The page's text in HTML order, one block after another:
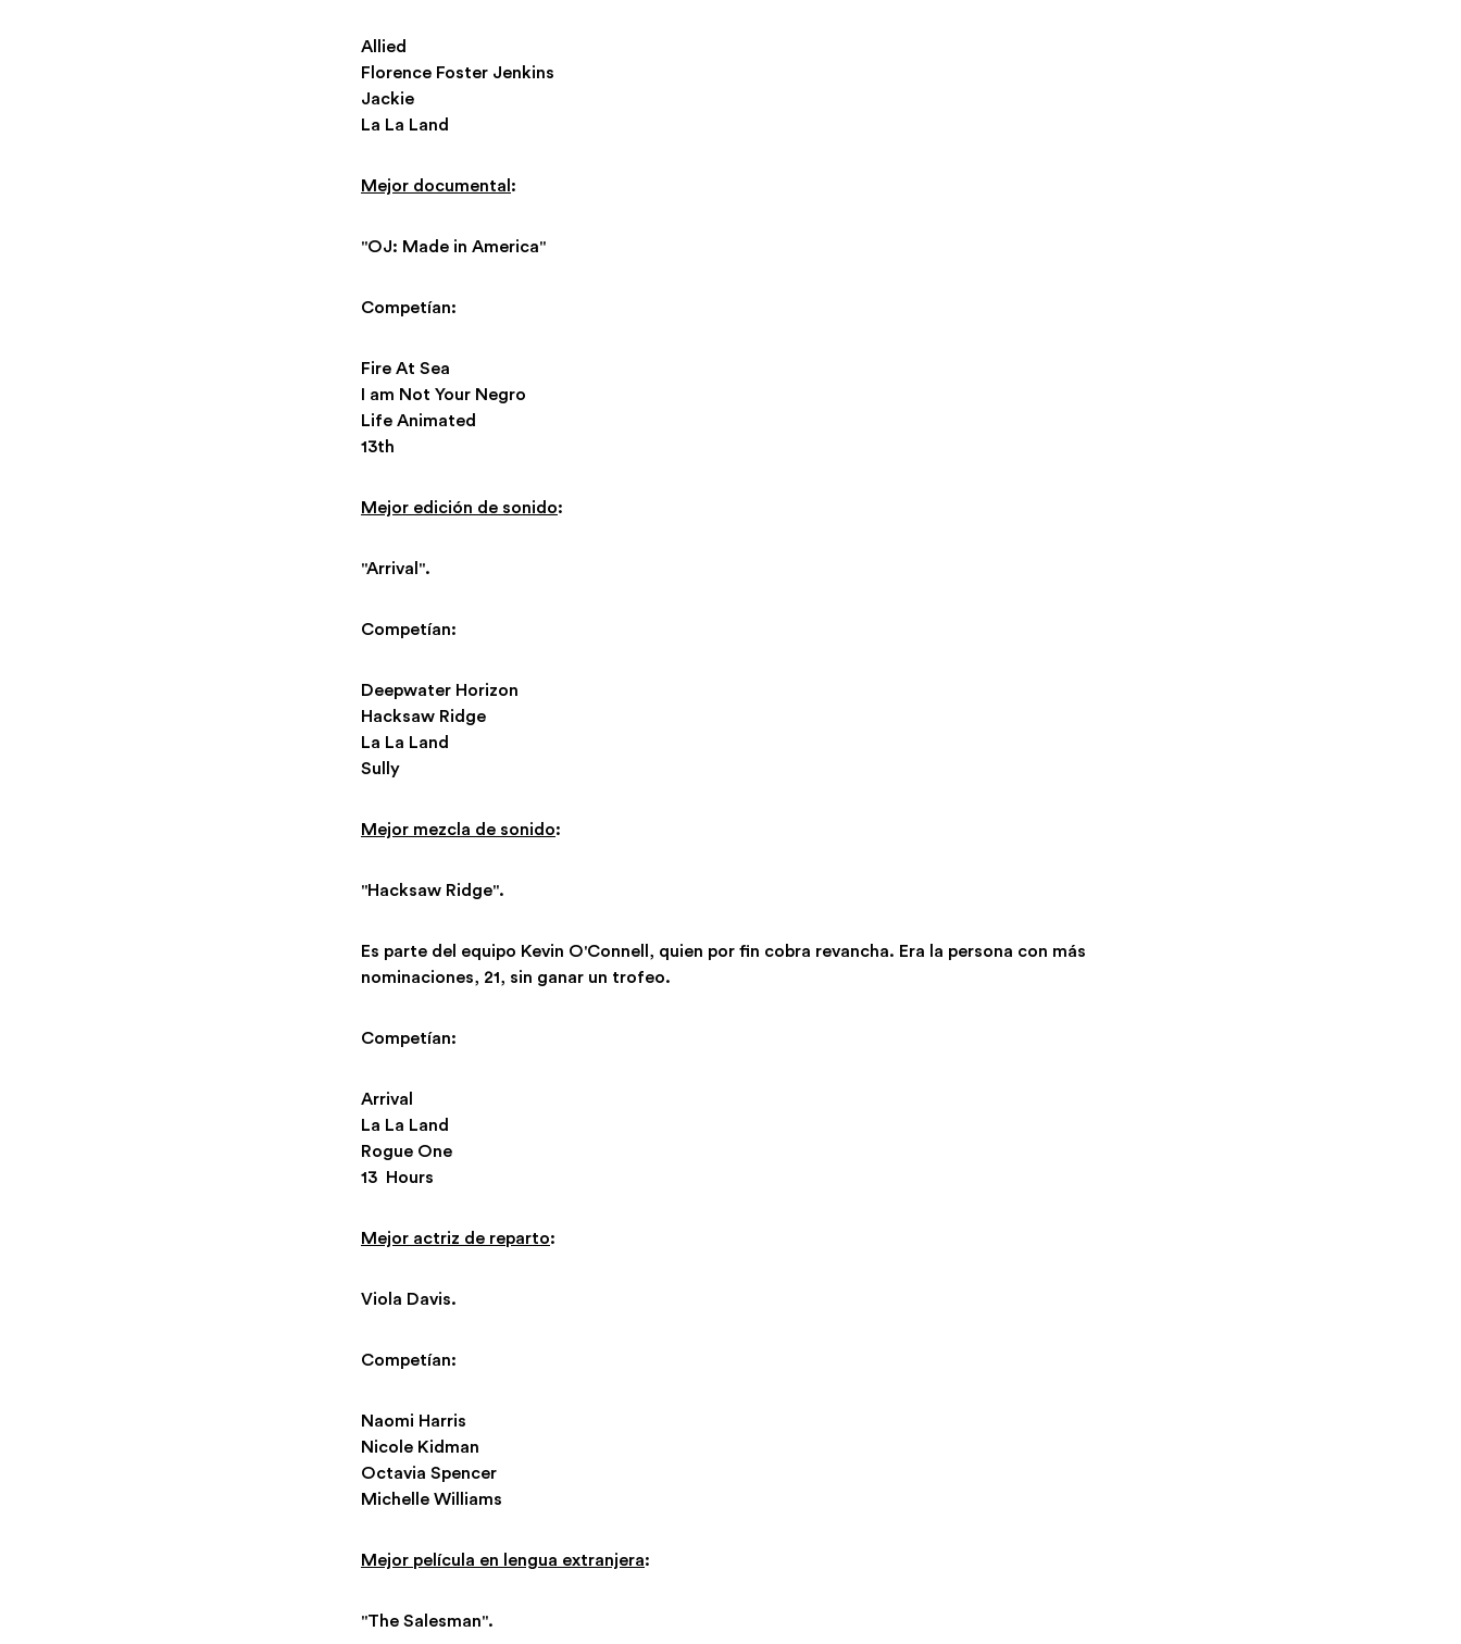
Allied
Florence Foster Jenkins
Jackie
La La Land
Mejor documental :
"OJ: Made in America"
Competían:
Fire At Sea
I am Not Your Negro
Life Animated
13th
Mejor edición de sonido:
"Arrival".
Competían:
Deepwater Horizon
Hacksaw Ridge
La La Land
Sully
Mejor mezcla de sonido:
"Hacksaw Ridge".
Es parte del equipo Kevin O'Connell, quien por fin cobra revancha. Era la persona con más
nominaciones, 21, sin ganar un trofeo.
Competían:
Arrival
La La Land
Rogue One
13 Hours
Mejor actriz de reparto:
Viola Davis.
Competían:
Naomi Harris
Nicole Kidman
Octavia Spencer
Michelle Williams
Mejor película en lengua extranjera:
"The Salesman".